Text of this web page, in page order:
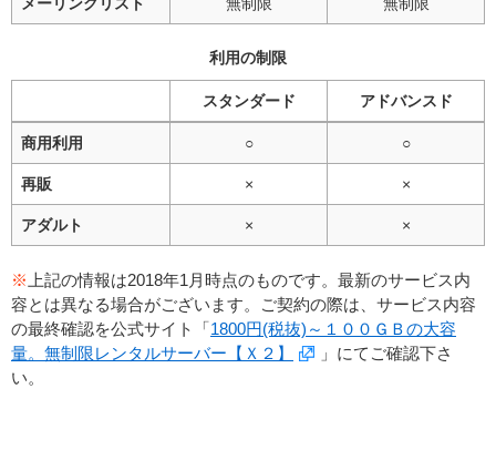
利用の制限
スタンダード アドバンスド
商用利用 ○ ○
再販 × ×
アダルト × ×
※ 上記の情報は2018年1月時点のものです。最新のサービス内
容とは異なる場合がございます。ご契約の際は、サービス内容
の最終確認を公式サイト「1800円(税抜)～１００ＧＢの大容
量。無制限レンタルサーバー【Ｘ２】
」にてご確認下さ
い。